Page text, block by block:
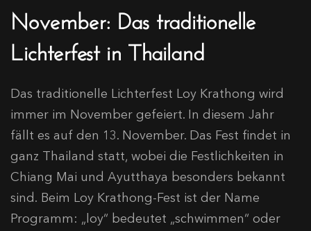
November: Das traditionelle
Lichterfest in Thailand
Das traditionelle Lichterfest Loy Krathong wird
immer im November gefeiert. In diesem Jahr
fällt es auf den 13. November. Das Fest findet in
ganz Thailand statt, wobei die Festlichkeiten in
Chiang Mai und Ayutthaya besonders bekannt
sind. Beim Loy Krathong-Fest ist der Name
Programm: „loy“ bedeutet „schwimmen“ oder